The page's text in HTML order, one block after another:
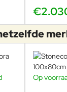
Op